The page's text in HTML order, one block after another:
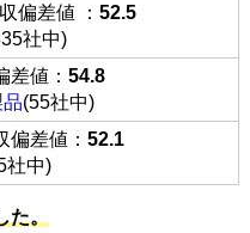
偏差値 ：52.5
社中)
差値：54.8
(55社中)
偏差値：52.1
社中)
。